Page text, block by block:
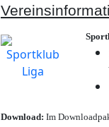
Download: Im